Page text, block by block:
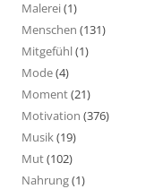
Malerei(1)
Menschen (131)
Mitgefühl(1)
Mode(4)
Moment(21)
Motivation (376)
Musik(19)
Mut(102)
Nahrung(1)